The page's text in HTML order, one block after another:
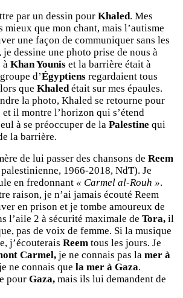
par un dessin pour Khaled. Mes
mieux que mon chant, mais l’autisme
une façon de communiquer sans les
dessine une photo prise de nous à
à Khan Younis et la barrière était à
d’Égyptiens regardaient tous
que Khaled était sur mes épaules.
la photo, Khaled se retourne pour
il montre l’horizon qui s’étend
à se préoccuper de la Palestine qui
la barrière.
de lui passer des chansons de Reem
1966-2018, NdT). Je
en fredonnant « Carmel al-Rouh ».
raison, je n’ai jamais écouté Reem
en prison et je tombe amoureux de
l’aile 2 à sécurité maximale de Tora, il
pas de voix de femme. Si la musique
j’écouterais Reem tous les jours. Je
Carmel, je ne connais pas la mer à
ne connais que la mer à Gaza.
pour Gaza, mais ils lui demandent de